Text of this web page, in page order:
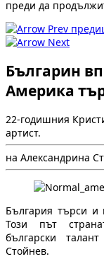
преди да
Българин
Америка
22-годишния
артист.
на Александрина
България търси и
Този път
български
Стойнев.